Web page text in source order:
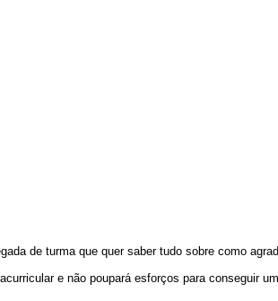
de turma que quer saber tudo sobre como
e não poupará esforços para conseguir